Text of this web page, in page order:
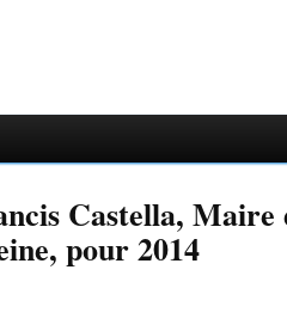
Castella, Maire
pour 2014